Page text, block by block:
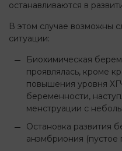
останавливаются в
В этом случае возможны
ситуации:
Биохимическая
проявлялась, кроме
повышения уровня
беременности,
менструации с
Остановка развития
анэмбриония (пустое